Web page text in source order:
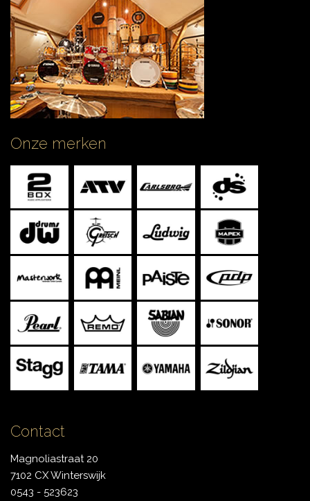
Onze merken
Contact
Magnoliastraat 20
7102 CX Winterswijk
0543 - 523623